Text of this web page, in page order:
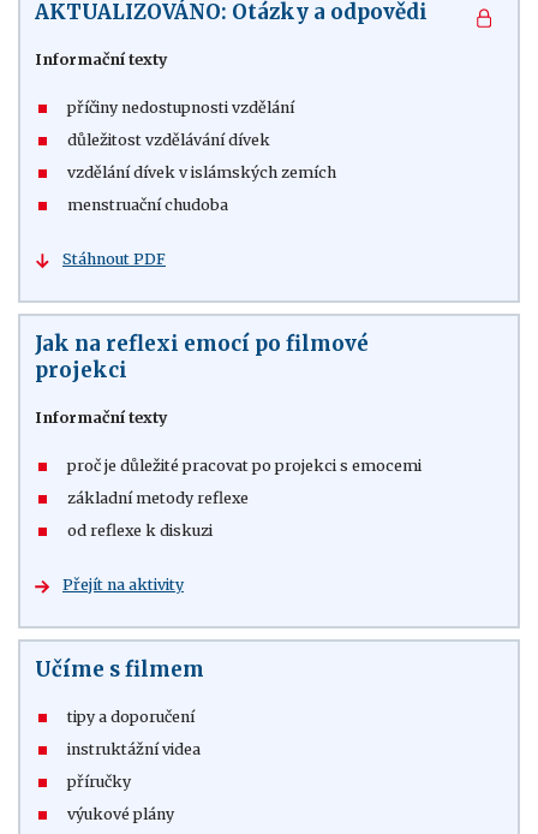
AKTUALIZOVÁNO: Otázky a odpovědi
Informační texty
příčiny nedostupnosti vzdělání
důležitost vzdělávání dívek
vzdělání dívek v islámských zemích
menstruační chudoba
Stáhnout PDF
Jak na reflexi emocí po filmové
projekci
Informační texty
proč je důležité pracovat po projekci s emocemi
základní metody reflexe
od reflexe k diskuzi
Přejít na aktivity
Učíme s filmem
tipy a doporučení
instruktážní videa
příručky
výukové plány